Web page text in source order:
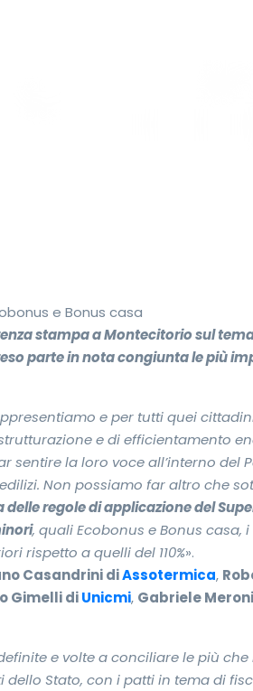
stampa a Montecitorio sul
parte in nota congiunta le più
e per tutti quei
e di efficientamento
sentire la loro voce all’interno del
Non possiamo far altro che
regole di applicazione del
, quali Ecobonus e Bonus casa,
rispetto a quelli del 110%».
Casandrini diAssotermica,
Gimelli diUnicmi, Gabriele Meroni
e volte a conciliare le più
Stato, con i patti in tema di